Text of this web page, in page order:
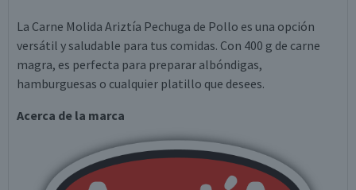
La Carne Molida Ariztía Pechuga de Pollo es una opción
versátil y saludable para tus comidas. Con 400 g de carne
magra, es perfecta para preparar albóndigas,
hamburguesas o cualquier platillo que desees.
Acerca de la marca